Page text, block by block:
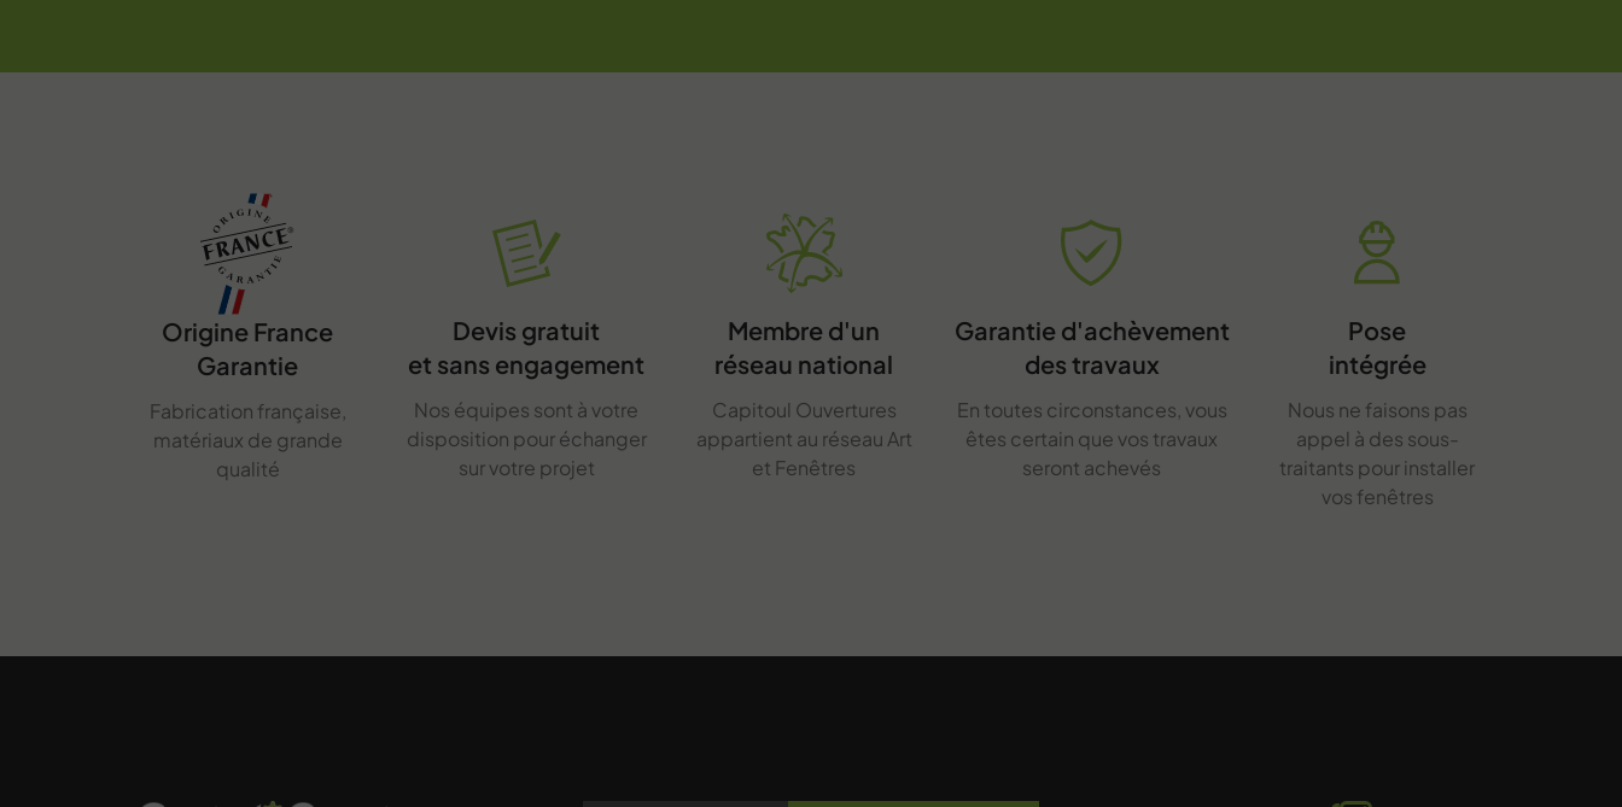
Origine France
Garantie
Fabrication française,
matériaux de grande
qualité
Devis gratuit
et sans engagement
Nos équipes sont à votre
disposition pour échanger
sur votre projet
Membre d'un
réseau national
Capitoul Ouvertures
appartient au réseau Art
et Fenêtres
Garantie d'achèvement
des travaux
En toutes circonstances, vous
êtes certain que vos travaux
seront achevés
Pose
intégrée
Nous ne faisons pas
appel à des sous-
traitants pour installer
vos fenêtres